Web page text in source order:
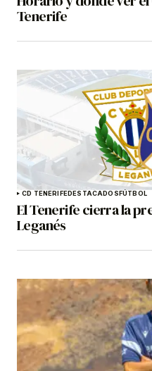
Tenerife
CD TENERIFEDESTACADOSFÚTBOL
El Tenerife cierra la
Leganés